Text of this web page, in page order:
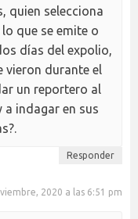
quien selecciona
que se emite o
días del expolio,
vieron durante el
un reportero al
indagar en sus
Responder
2020 a las 6:51 pm